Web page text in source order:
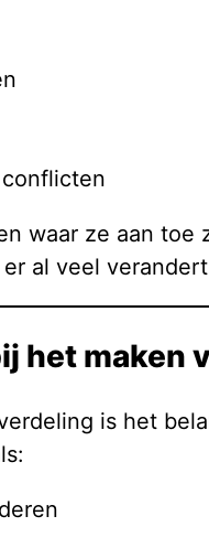
waar ze aan
al veel
het maken
is het